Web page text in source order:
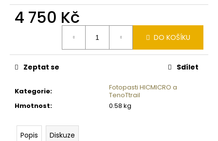
4 750 Kč
DO KOŠÍKU
Kategorie:
Fotopasti HICMICRO a
TenoTtrail
Hmotnost: 0.58 kg
Zeptat se Sdílet
Popis Diskuze
BALLISTOL
310
Kč